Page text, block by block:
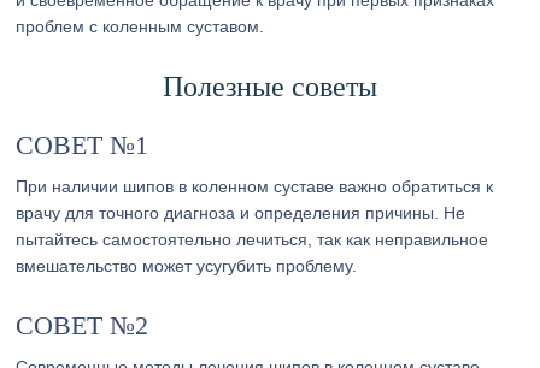
проблем с коленным суставом.
Полезные советы
СОВЕТ №1
При наличии шипов в коленном суставе важно обратиться к
врачу для точного диагноза и определения причины. Не
пытайтесь самостоятельно лечиться, так как неправильное
вмешательство может усугубить проблему.
СОВЕТ №2